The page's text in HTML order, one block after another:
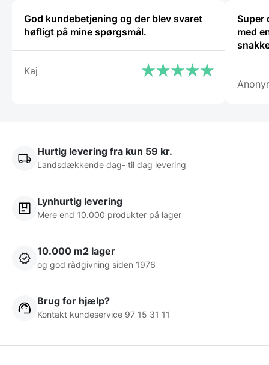
God kundebetjening og der blev svaret
høfligt på mine spørgsmål.
Kaj
Super
med
Hurtig levering fra kun 59 kr.
Landsdækkende dag- til dag levering
Lynhurtig levering
Mere end 10.000 produkter på lager
10.000 m2 lager
og god rådgivning siden 1976
Brug for hjælp?
Kontakt kundeservice 97 15 31 11